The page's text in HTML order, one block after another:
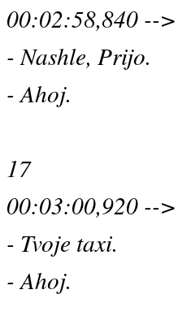
00:02:58,840 --
- Nashle, Prijo.
- Ahoj.
17
00:03:00,920 --
- Tvoje taxi.
- Ahoj.